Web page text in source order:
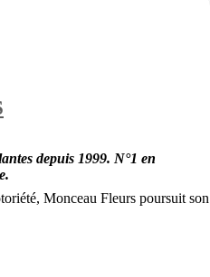
depuis 1999. N°1 en
Monceau Fleurs poursuit son